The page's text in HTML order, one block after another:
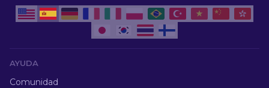
AYUDA
Comunidad